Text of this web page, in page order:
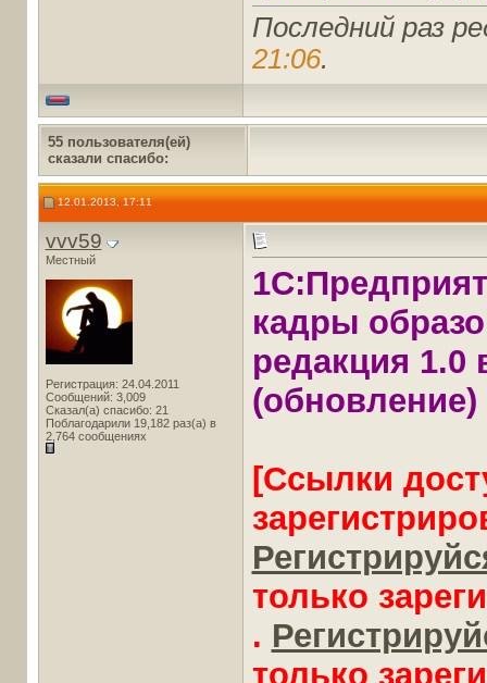
Последний раз
21:06.
55 пользователя(ей)
сказали cпасибо:
12.01.2013, 17:11
vvv59
Местный
Регистрация: 24.04.2011
Сообщений: 3,009
Сказал(а) спасибо: 21
Поблагодарили 19,182 раз(а) в
2,764 сообщениях
кадры
редакция 1.0
(обновление)
[Ссылки
только
.
только